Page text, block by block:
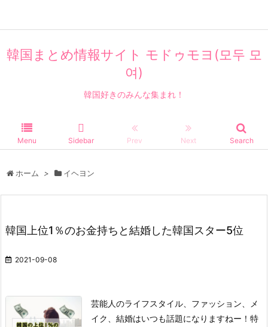
韓国まとめ情報サイト モドゥモヨ(모두 모
여)
韓国好きのみんな集まれ！
Menu Sidebar Prev Next Search
ホーム > イヘヨン
韓国上位1％のお金持ちと結婚した韓国スター5位
2021-09-08
芸能人のライフスタイル、ファッション、メ
イク、結婚はいつも話題になりますねー！ 特